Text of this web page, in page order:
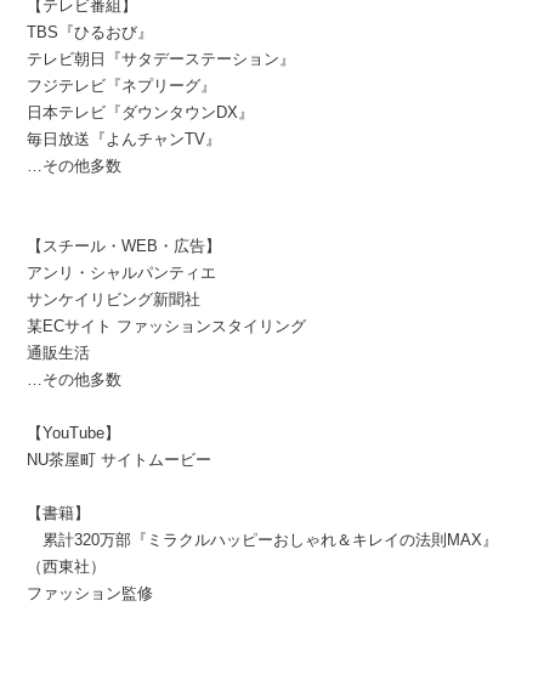
【テレビ番組】
TBS『ひるおび』
テレビ朝日『サタデーステーション』
フジテレビ『ネプリーグ』
日本テレビ『ダウンタウンDX』
毎日放送『よんチャンTV』
…その他多数
【スチール・WEB・広告】
アンリ・シャルパンティエ
サンケイリビング新聞社
某ECサイト ファッションスタイリング
通販生活
…その他多数
【YouTube】
NU茶屋町 サイトムービー
【書籍】
累計320万部『ミラクルハッピーおしゃれ＆キレイの法則MAX』
（西東社）
ファッション監修